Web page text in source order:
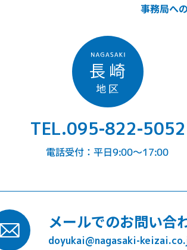
事務局へ
TEL.095-822-5052
電話受付：平日9:00〜17:00
メールでのお問い合
doyukai@nagasaki-